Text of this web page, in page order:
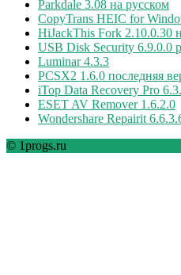
Parkdale 3.08 на русском
CopyTrans HEIC for
HiJackThis Fork 2.10.0.30
USB Disk Security 6.9.0.0
Luminar 4.3.3
PCSX2 1.6.0 последняя
iTop Data Recovery Pro
ESET AV Remover 1.6.2.0
Wondershare Repairit
© 1progs.ru